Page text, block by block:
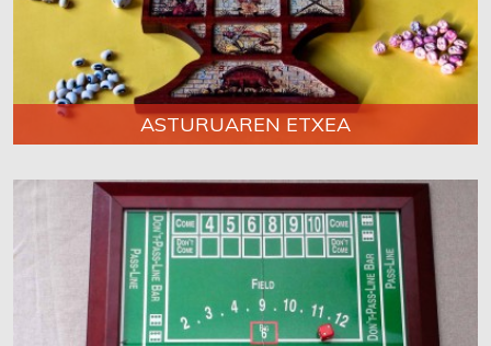
ASTURUAREN ETXEA